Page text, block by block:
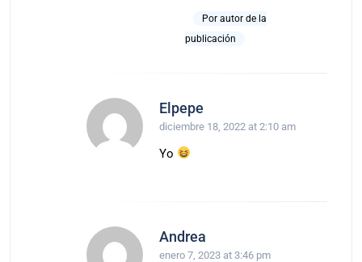
Por autor de la
publicación
Elpepe
diciembre 18, 2022 at 2:10 am
Yo
Andrea
enero 7, 2023 at 3:46 pm